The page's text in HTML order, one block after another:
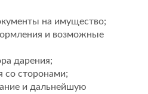
на имущество;
и возможные
дарения;
со сторонами;
и дальнейшую